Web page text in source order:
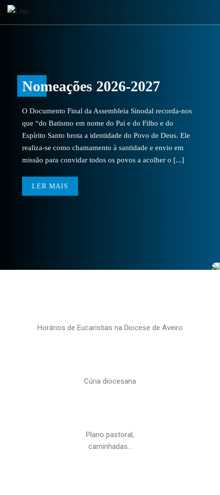
Nomeações 2026-2027
O Documento Final da Assembleia Sinodal recorda-nos
que “do Batismo em nome do Pai e do Filho e do
Espírito Santo brota a identidade do Povo de Deus. Ele
realiza-se como chamamento à santidade e envio em
missão para convidar todos os povos a acolher o [...]
LER MAIS
Horários de Eucaristias na Diocese de Aveiro
Cúria diocesana
Plano pastoral,
caminhadas…